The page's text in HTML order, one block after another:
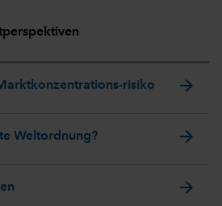
risiko arrow_forward
Weltordnung? arrow_forward
arrow_forward